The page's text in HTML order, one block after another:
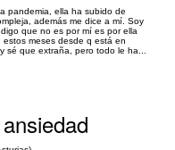
pandemia, ella ha subido de
además me dice a mí. Soy
que no es por mí es por ella
meses desde q está en
sé que extraña, pero todo le ha...